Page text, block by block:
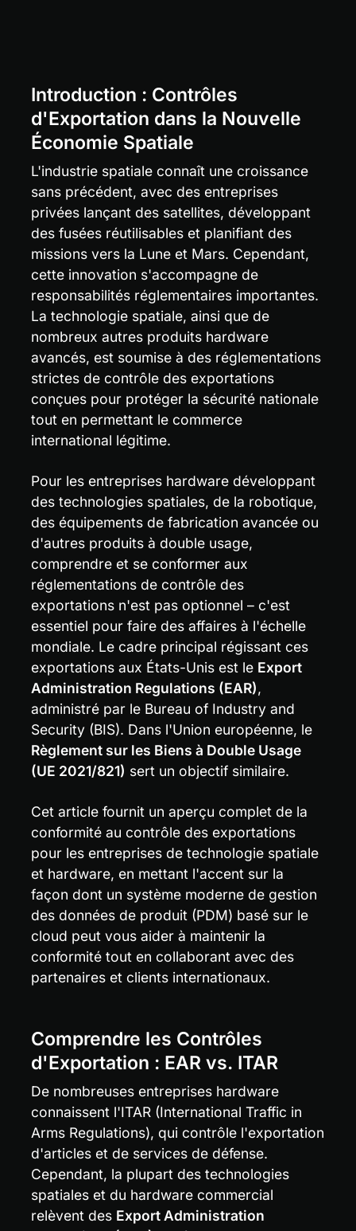
Introduction : Contrôles
d'Exportation dans la Nouvelle
Économie Spatiale
L'industrie spatiale connaît une croissance
sans précédent, avec des entreprises
privées lançant des satellites, développant
des fusées réutilisables et planifiant des
missions vers la Lune et Mars. Cependant,
cette innovation s'accompagne de
responsabilités réglementaires importantes.
La technologie spatiale, ainsi que de
nombreux autres produits hardware
avancés, est soumise à des réglementations
strictes de contrôle des exportations
conçues pour protéger la sécurité nationale
tout en permettant le commerce
international légitime.
Pour les entreprises hardware développant
des technologies spatiales, de la robotique,
des équipements de fabrication avancée ou
d'autres produits à double usage,
comprendre et se conformer aux
réglementations de contrôle des
exportations n'est pas optionnel – c'est
essentiel pour faire des affaires à l'échelle
mondiale. Le cadre principal régissant ces
exportations aux États-Unis est le Export
Administration Regulations (EAR),
administré par le Bureau of Industry and
Règlement sur les Biens à Double Usage
(UE 2021/821) sert un objectif similaire.
Cet article fournit un aperçu complet de la
conformité au contrôle des exportations
pour les entreprises de technologie spatiale
et hardware, en mettant l'accent sur la
façon dont un système moderne de gestion
des données de produit (PDM) basé sur le
cloud peut vous aider à maintenir la
conformité tout en collaborant avec des
partenaires et clients internationaux.
Comprendre les Contrôles
d'Exportation : EAR vs. ITAR
De nombreuses entreprises hardware
connaissent l'ITAR (International Traffic in
Arms Regulations), qui contrôle l'exportation
d'articles et de services de défense.
Cependant, la plupart des technologies
spatiales et du hardware commercial
relèvent des Export Administration